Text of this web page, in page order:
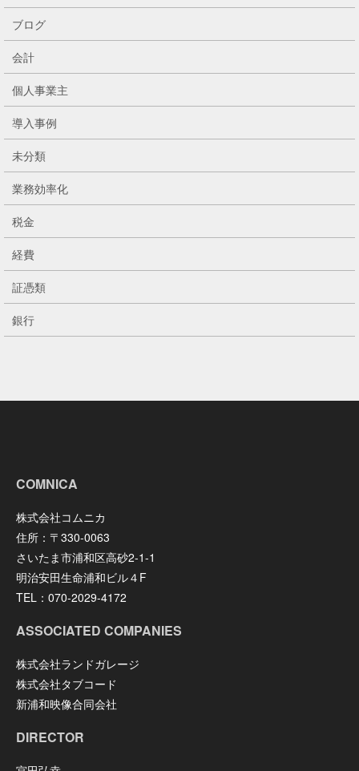
ブログ
会計
個人事業主
導入事例
未分類
業務効率化
税金
経費
証憑類
銀行
COMNICA
株式会社コムニカ
住所：〒330-0063
さいたま市浦和区高砂2-1-1
明治安田生命浦和ビル４F
TEL：070-2029-4172
ASSOCIATED COMPANIES
株式会社ランドガレージ
株式会社タブコード
新浦和映像合同会社
DIRECTOR